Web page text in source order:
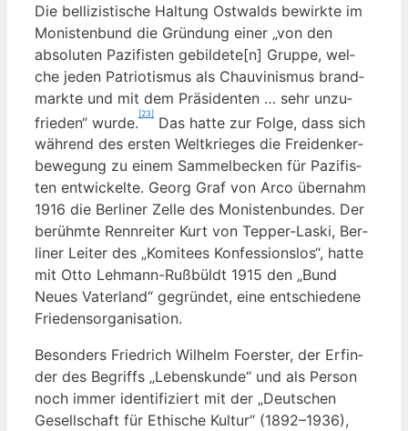
Die bel­li­zis­ti­sche Hal­tung Ost­walds bewirk­te im
Monis­ten­bund die Grün­dung einer „von den
abso­lu­ten Pazi­fis­ten gebildete[n] Grup­pe, wel­
che jeden Patrio­tis­mus als Chau­vi­nis­mus brand­
mark­te und mit dem Prä­si­den­ten … sehr unzu­
frie­den“ wur­de.
[23]
Das hat­te zur Fol­ge, dass sich
wäh­rend des ers­ten Welt­krie­ges die Frei­den­ker­
be­we­gung zu einem Sam­mel­be­cken für Pazi­fis­
ten ent­wi­ckel­te. Georg Graf von Arco über­nahm
1916 die Ber­li­ner Zel­le des Monis­ten­bun­des. Der
berühm­te Renn­rei­ter Kurt von Tep­per-Laski, Ber­
li­ner Lei­ter des „Komi­tees Kon­fes­si­ons­los“, hat­te
mit Otto Leh­mann-Ruß­büldt 1915 den „Bund
Neu­es Vater­land“ gegrün­det, eine ent­schie­de­ne
Friedensorganisation.
Beson­ders Fried­rich Wil­helm Foers­ter, der Erfin­
der des Begriffs „Lebens­kun­de“ und als Per­son
noch immer iden­ti­fi­ziert mit der „Deut­schen
Gesell­schaft für Ethi­sche Kul­tur“ (1892–1936),